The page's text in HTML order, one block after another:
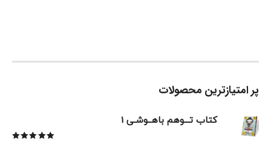
پر امتیازترین محصولات
کتاب تـــوهم باهــوشـی 1